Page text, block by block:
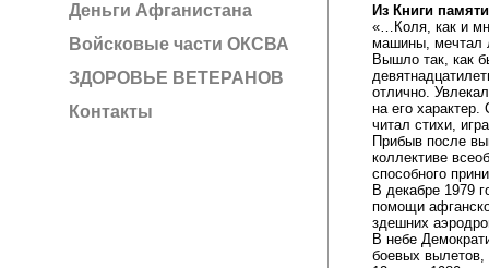
Деньги Афганистана
Войсковые части ОКСВА
ЗДОРОВЬЕ ВЕТЕРАНОВ
Контакты
Из Книги
«…Коля, как и
машины, мечтал
Вышло так, как
отлично.
на его
читал стихи,
Прибыв после
коллективе
способного
В декабре 1979
помощи
здешних
В небе
боевых вылетов,